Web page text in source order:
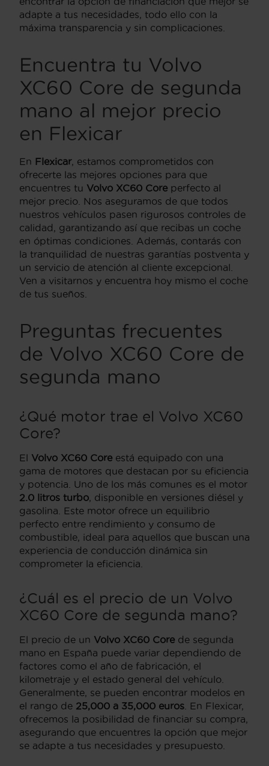
adapte a tus necesidades, todo ello con la
máxima transparencia y sin complicaciones.
Encuentra tu Volvo
XC60 Core de segunda
mano al mejor precio
en Flexicar
En Flexicar, estamos comprometidos con
ofrecerte las mejores opciones para que
encuentres tu Volvo XC60 Core perfecto al
mejor precio. Nos aseguramos de que todos
nuestros vehículos pasen rigurosos controles de
calidad, garantizando así que recibas un coche
en óptimas condiciones. Además, contarás con
la tranquilidad de nuestras garantías postventa y
un servicio de atención al cliente excepcional.
Ven a visitarnos y encuentra hoy mismo el coche
de tus sueños.
Preguntas frecuentes
de Volvo XC60 Core de
segunda mano
¿Qué motor trae el Volvo XC60
Core?
El Volvo XC60 Core está equipado con una
gama de motores que destacan por su eficiencia
y potencia. Uno de los más comunes es el motor
2.0 litros turbo, disponible en versiones diésel y
gasolina. Este motor ofrece un equilibrio
perfecto entre rendimiento y consumo de
combustible, ideal para aquellos que buscan una
experiencia de conducción dinámica sin
comprometer la eficiencia.
¿Cuál es el precio de un Volvo
XC60 Core de segunda mano?
El precio de un Volvo XC60 Core de segunda
mano en España puede variar dependiendo de
factores como el año de fabricación, el
kilometraje y el estado general del vehículo.
Generalmente, se pueden encontrar modelos en
el rango de 25,000 a 35,000 euros . En Flexicar,
ofrecemos la posibilidad de financiar su compra,
asegurando que encuentres la opción que mejor
se adapte a tus necesidades y presupuesto.